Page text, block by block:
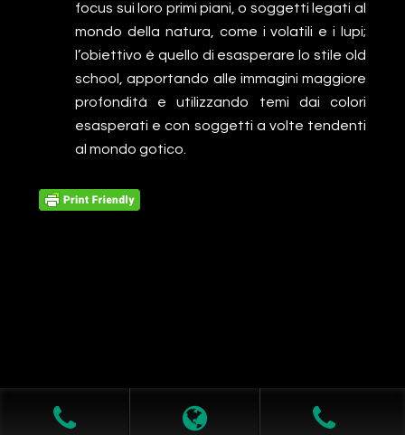
focus sui loro primi piani, o soggetti legati al
mondo della natura, come i volatili e i lupi;
l’obiettivo è quello di esasperare lo stile old
school, apportando alle immagini maggiore
profondità e utilizzando temi dai colori
esasperati e con soggetti a volte tendenti
al mondo gotico.